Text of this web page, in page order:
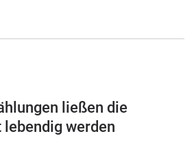
ließen die
werden